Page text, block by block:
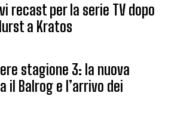
recast per la serie TV dopo
a Kratos
stagione 3: la nuova
Balrog e l’arrivo dei